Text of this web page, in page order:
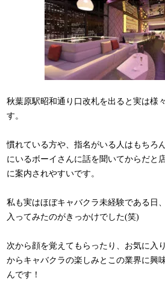
秋葉原駅昭和通り口改札を出ると実は様
す。
慣れている方や、指名がいる人はもちろ
にいるボーイさんに話を聞いてからだと
に案内されやすいです。
私も実はほぼキャバクラ未経験である日
入ってみたのがきっかけでした(笑)
次から顔を覚えてもらったり、お気に入
からキャバクラの楽しみとこの業界に興
んです！